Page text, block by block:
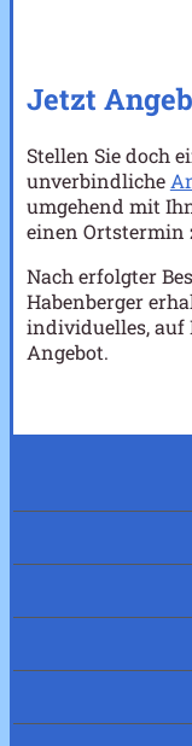
Jetzt
Stellen Sie doch
unverbindliche
umgehend mit
einen Ortstermin
Nach erfolgter
Habenberger
individuelles, auf
Angebot.